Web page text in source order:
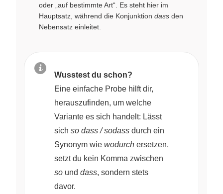
oder „auf bestimmte Art“. Es steht hier im
Hauptsatz, während die Konjunktion dass den
Nebensatz einleitet.
Wusstest du schon?
Eine einfache Probe hilft dir,
herauszufinden, um welche
Variante es sich handelt: Lässt
sich so dass / sodass durch ein
Synonym wie wodurch ersetzen,
setzt du kein Komma zwischen
so und dass, sondern stets
davor.